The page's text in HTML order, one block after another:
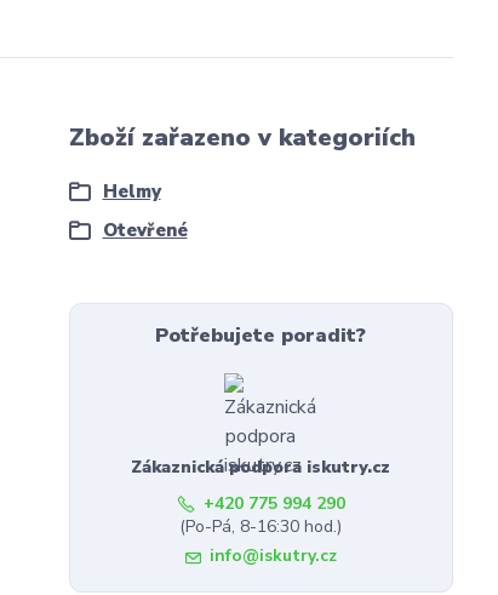
Zboží zařazeno v kategoriích
Helmy
Otevřené
Potřebujete poradit?
Zákaznická podpora iskutry.cz
+420 775 994 290
(Po-Pá, 8-16:30 hod.)
info@iskutry.cz